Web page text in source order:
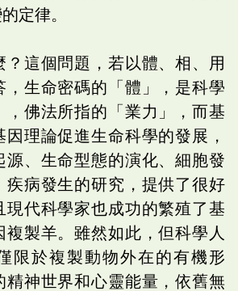
定律。
？這個問題，若以體、相、用
，生命密碼的「體」，是科學
，佛法所指的「業力」，而基
因理論促進生命科學的發展，
源、生命型態的演化、細胞發
疾病發生的研究，提供了很好
現代科學家也成功的繁殖了基
複製羊。雖然如此，但科學人
限於複製動物外在的有機形
精神世界和心靈能量，依舊無